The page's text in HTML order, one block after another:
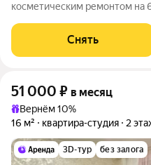
косметическим ремонтом на
Стиральная машина Холодильник Дом - кирпичный, окна
выходят во двор. В подъезде 1
Снять
51 000 ₽ в месяц
Вернём 10%
16 м²
квартира-студия 2
3D-тур без залога